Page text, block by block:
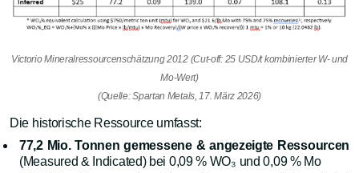
Victorio Mineralressourcenschätzung 2012 (Cut-off: 25 USD/t kombinierter W- und
Mo-Wert)
(Quelle: Spartan Metals, 17. März 2026)
Die historische Ressource umfasst:
77,2 Mio. Tonnen gemessene & angezeigte Ressourcen
(Measured & Indicated) bei 0,09 % WO₃ und 0,09 % Mo